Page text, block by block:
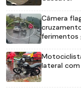
Câmera
ferimentos
lateral com